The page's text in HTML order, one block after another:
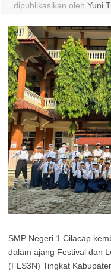
dipublikasikan oleh Yuni
SMP Negeri 1 Cilacap
dalam ajang Festival dan
(FLS3N) Tingkat